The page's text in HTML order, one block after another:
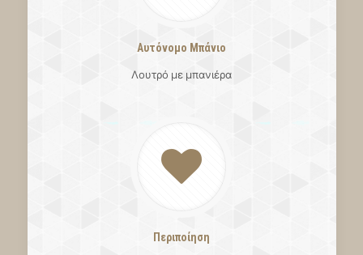
Αυτόνομο Μπάνιο
Λουτρό με μπανιέρα
Περιποίηση